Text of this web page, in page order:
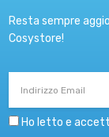
Resta sempre
Cosystore!
Ho letto e